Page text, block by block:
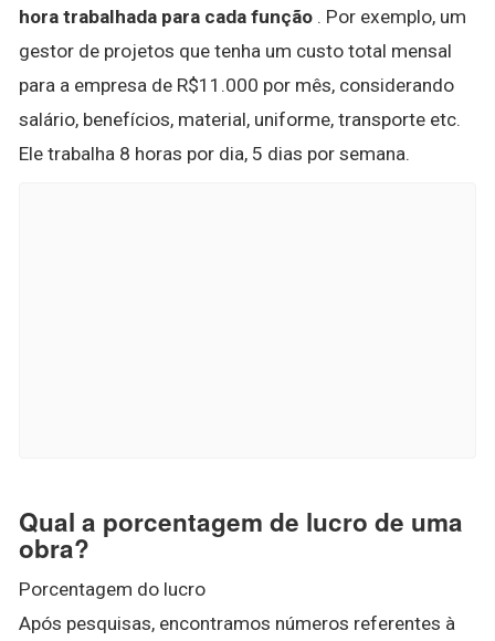
hora trabalhada para cada função . Por exemplo, um
gestor de projetos que tenha um custo total mensal
para a empresa de R$11.000 por mês, considerando
salário, benefícios, material, uniforme, transporte etc.
Ele trabalha 8 horas por dia, 5 dias por semana.
Qual a porcentagem de lucro de uma
obra?
Porcentagem do lucro
Após pesquisas, encontramos números referentes à